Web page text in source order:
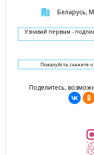
Беларусь,
Узнавай первым -
Пожалуйста, скажите
Поделитесь,